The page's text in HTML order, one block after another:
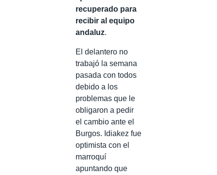
recuperado para
recibir al equipo
andaluz.
El delantero no
trabajó la semana
pasada con todos
debido a los
problemas que le
obligaron a pedir
el cambio ante el
Burgos. Idiakez fue
optimista con el
marroquí
apuntando que